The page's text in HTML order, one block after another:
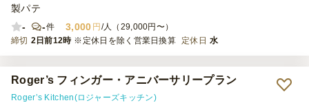
製パテ
-
-件 3,000 円 /人（29,000円〜）
締切 2日前12時 ※定休日を除く営業日換算 定休日 水
Roger’s フィンガー・アニバーサリープラン
Roger’s Kitchen(ロジャーズキッチン)